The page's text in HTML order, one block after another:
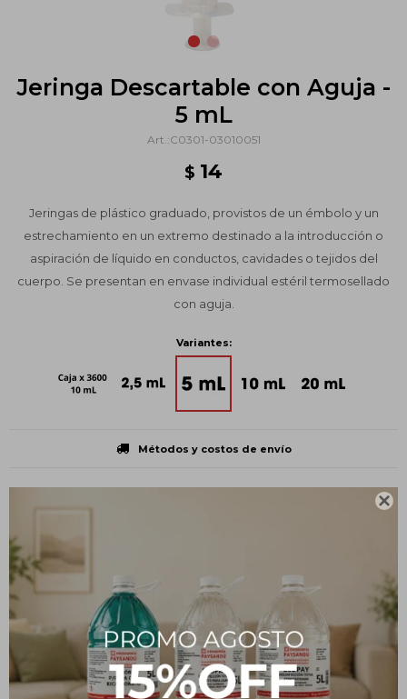

Jeringa Descartable con Aguja -
5 mL
C0301-03010051
$ 14
Jeringas de plástico graduado, provistos de un émbolo y un
estrechamiento en un extremo destinado a la introducción o
aspiración de líquido en conductos, cavidades o tejidos del
cuerpo. Se presentan en envase individual estéril termosellado
con aguja.
Variantes:
Métodos y costos de envío
Descripción